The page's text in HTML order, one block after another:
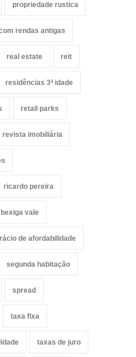
propriedade rustica
rendas antigas
real estate reit
residências 3ª idade
retail parks
revista imobiliária
ricardo pereira
vale
rácio de afordabilidade
segunda habitação
spread
taxa fixa
taxas de juro